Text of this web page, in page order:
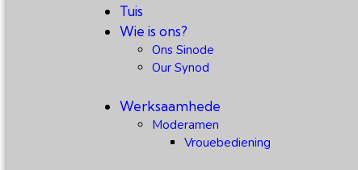
Tuis
Wie is ons?
Ons Sinode
Our Synod
Werksaamhede
Moderamen
Vrouebediening